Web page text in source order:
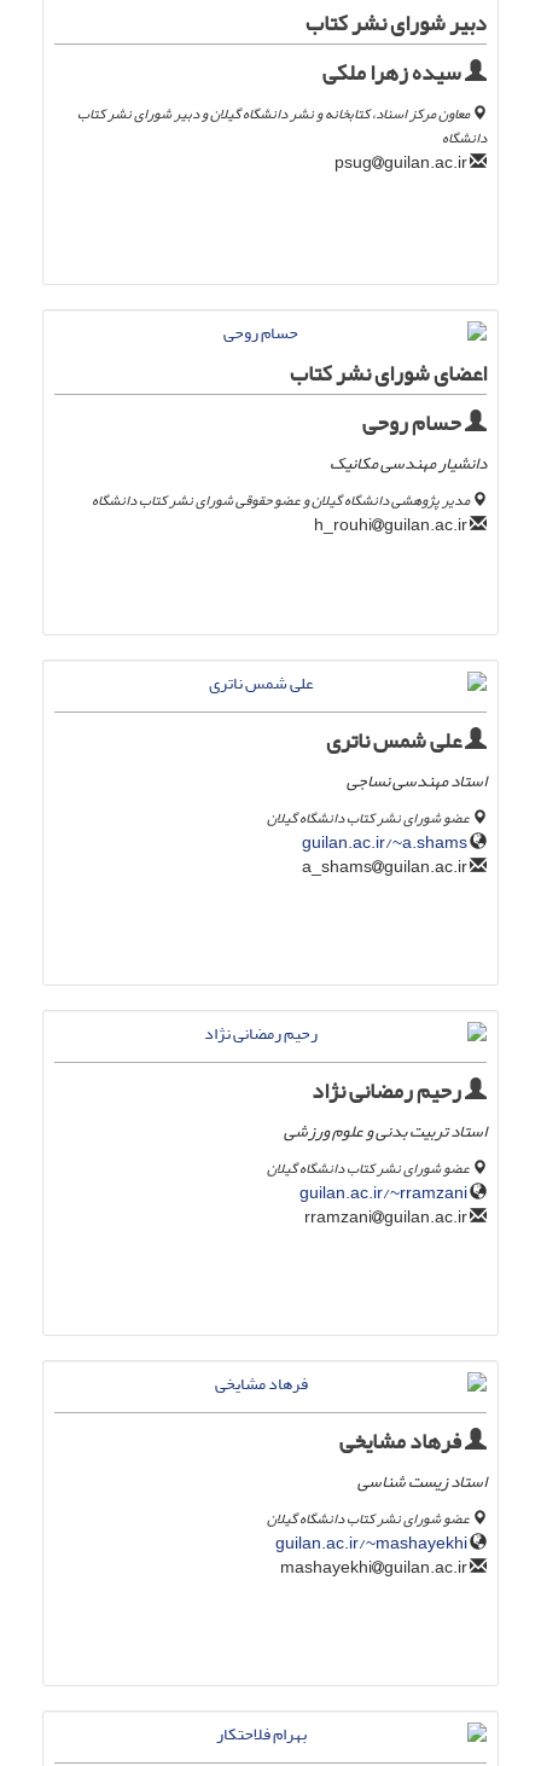
دبیر شورای نشر کتاب
سیده زهرا ملکی
معاون مرکز اسناد، کتابخانه و نشر دانشگاه گیلان و دبیر شورای نشر کتاب
دانشگاه
guilan.ac.ir
اعضای شورای نشر کتاب
حسام روحی
دانشیار مهندسی مکانیک
مدیر پژوهشی دانشگاه گیلان و عضو حقوقی شورای نشر کتاب دانشگاه
guilan.ac.ir
علی شمس ناتری
استاد مهندسی نساجی
عضو شورای نشر کتاب دانشگاه گیلان
guilan.ac.ir/~a.shams
guilan.ac.ir
رحیم رمضانی نژاد
استاد تربیت بدنی و علوم ورزشی
عضو شورای نشر کتاب دانشگاه گیلان
guilan.ac.ir/~rramzani
guilan.ac.ir
فرهاد مشایخی
استاد زیست شناسی
عضو شورای نشر کتاب دانشگاه گیلان
guilan.ac.ir/~mashayekhi
guilan.ac.ir